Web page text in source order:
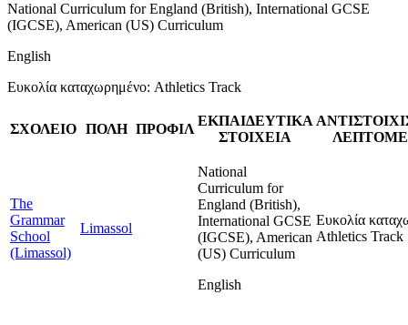
National Curriculum for England (British), International GCSE
(IGCSE), American (US) Curriculum
English
Ευκολία καταχωρημένο: Athletics Track
ΣΧΟΛΕΙΟ ΠΟΛΗ ΠΡΟΦΙΛ
ΕΚΠΑΙΔΕΥΤΙΚΑ
ΣΤΟΙΧΕΙΑ
The
Grammar
School
(Limassol)
Limassol
National
Curriculum for
England (British),
International GCSE
(IGCSE), American
(US) Curriculum
English
Ευκολία
Athletics Track